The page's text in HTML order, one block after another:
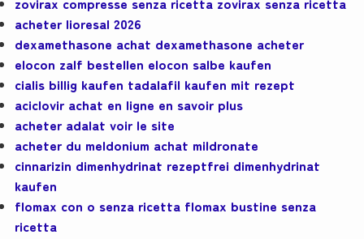
acheter lioresal 2026
dexamethasone achat dexamethasone acheter
elocon zalf bestellen elocon salbe kaufen
cialis billig kaufen tadalafil kaufen mit rezept
aciclovir achat en ligne en savoir plus
acheter adalat voir le site
acheter du meldonium achat mildronate
cinnarizin dimenhydrinat rezeptfrei dimenhydrinat
kaufen
flomax con o senza ricetta flomax bustine senza
ricetta